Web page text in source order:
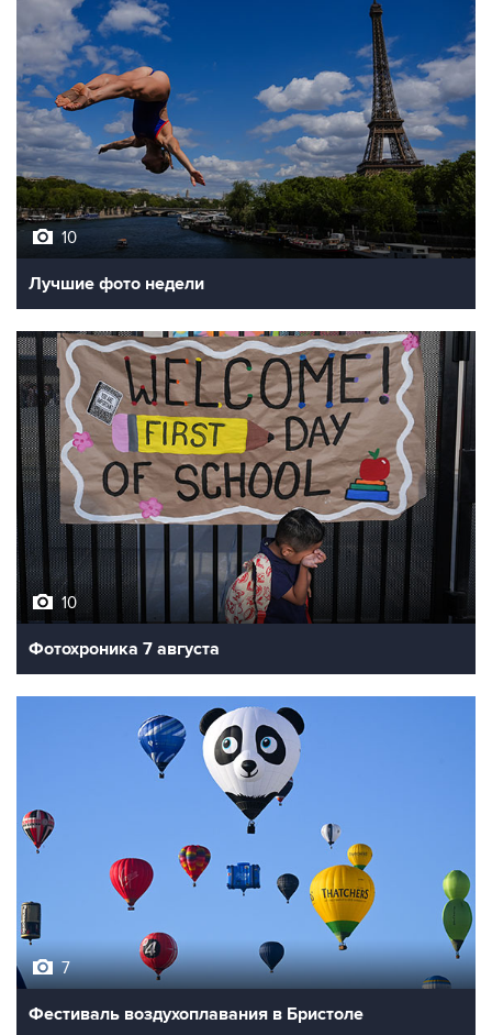
10
Лучшие фото недели
10
Фотохроника 7 августа
7
Фестиваль воздухоплавания в Бристоле